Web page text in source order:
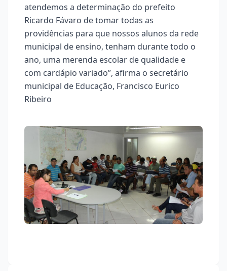
atendemos a determinação do prefeito
Ricardo Fávaro de tomar todas as
providências para que nossos alunos da rede
municipal de ensino, tenham durante todo o
ano, uma merenda escolar de qualidade e
com cardápio variado”, afirma o secretário
municipal de Educação, Francisco Eurico
Ribeiro